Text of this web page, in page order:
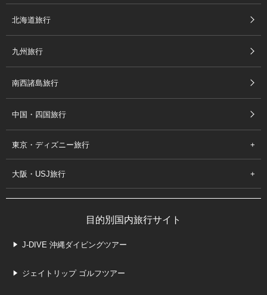
北海道旅行
九州旅行
南西諸島旅行
中国・四国旅行
東京・ディズニー旅行
大阪・USJ旅行
目的別国内旅行サイト
J-DIVE 沖縄ダイビングツアー
ジェイトリップ ゴルフツアー